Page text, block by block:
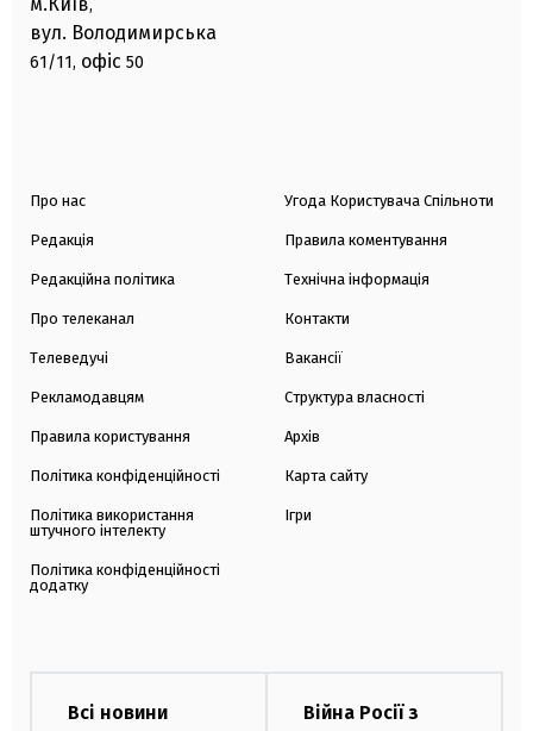
,
вул. Володимирська
61/11, офіс 50
Про нас
Редакція
Редакційна політика
Про телеканал
Телеведучі
Рекламодавцям
Правила користування
Політика конфіденційності
Політика використання
штучного інтелекту
Політика конфіденційності
додатку
Угода Користувача Спільноти
Правила коментування
Технічна інформація
Контакти
Вакансії
Структура власності
Архів
Карта сайту
Ігри
Всі новини
Війна Росії з